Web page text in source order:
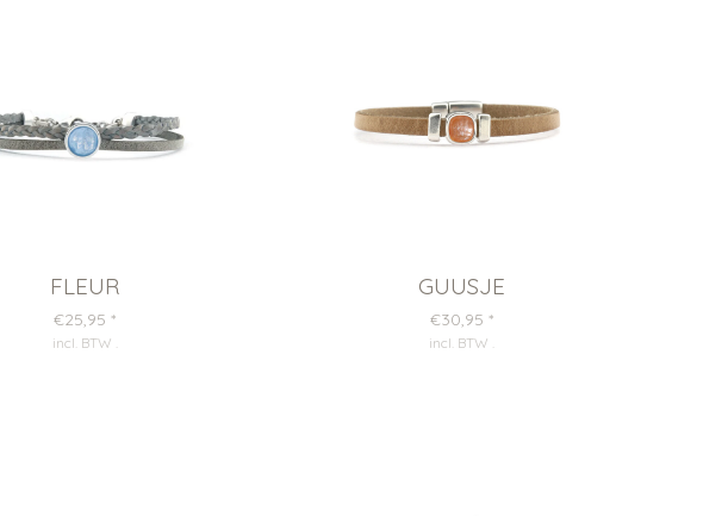
FLEUR
€25,95 *
incl. BTW
GUUSJE
€30,95 *
incl. BTW